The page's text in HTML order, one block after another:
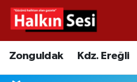
Zonguldak Kdz. Ereğli
Video
Çaycuma
Merkez Hava Durumu